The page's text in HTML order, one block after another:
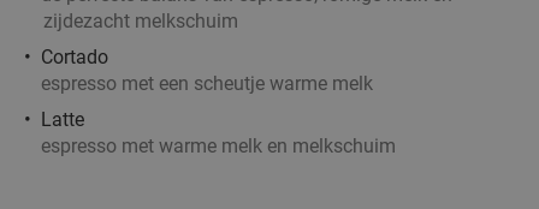
zijdezacht melkschuim
Cortado
espresso met een scheutje warme melk
Latte
espresso met warme melk en melkschuim